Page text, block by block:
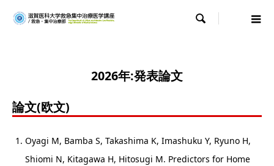

2026年:発表論文
論文(欧文)
Oyagi M, Bamba S, Takashima K, Imashuku Y, Ryuno H,
Shiomi N, Kitagawa H, Hitosugi M. Predictors for Home